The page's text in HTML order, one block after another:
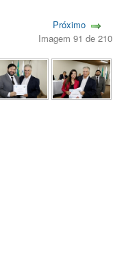
Próximo
Imagem 91 de 210